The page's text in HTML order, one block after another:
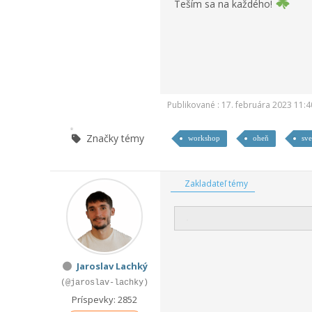
Teším sa na každého!
Publikované : 17. februára 2023
Značky témy workshop oheň
Jaroslav Lachký
(@jaroslav-lachky)
Príspevky: 2852
Zakladateľ témy